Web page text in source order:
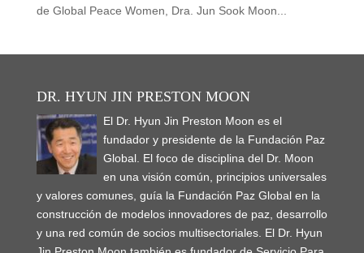
de Global Peace Women, Dra. Jun Sook Moon...
DR. HYUN JIN PRESTON MOON
El Dr. Hyun Jin Preston Moon es el
fundador y presidente de la Fundación Paz
Global. El foco de disciplina del Dr. Moon
en una visión común, principios universales
y valores comunes, guía la Fundación Paz Global en la
construcción de modelos innovadores de paz, desarrollo
y una red común de socios multisectoriales. El Dr. Hyun